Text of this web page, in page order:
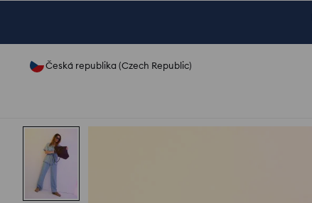
Česká republika (Czech Republic)